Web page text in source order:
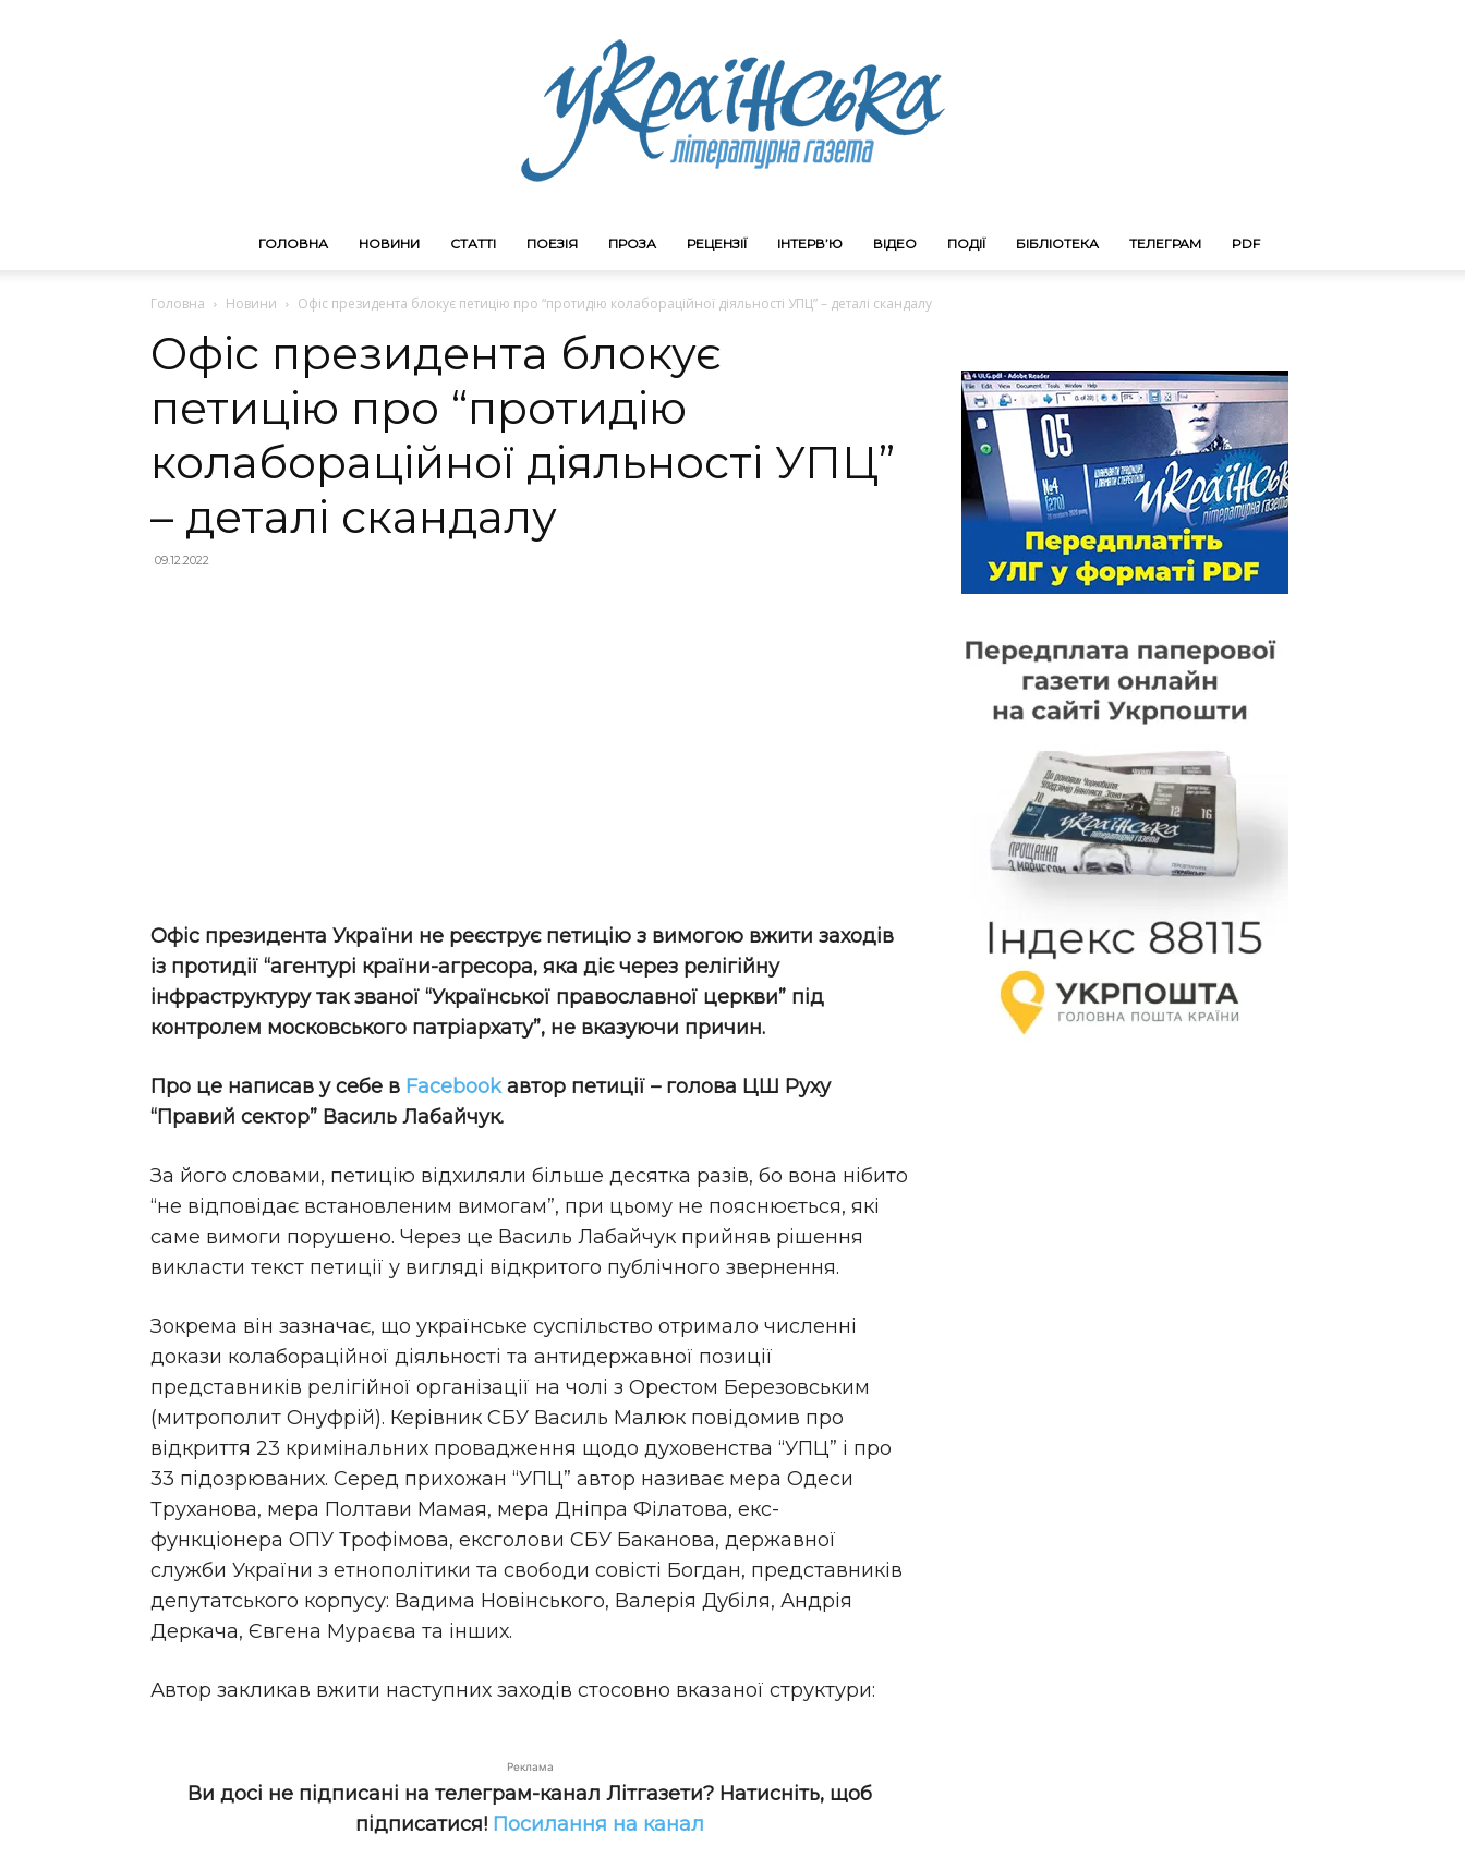
ГОЛОВНА НОВИНИ СТАТТІ ПОЕЗІЯ ПРОЗА РЕЦЕНЗІЇ ІНТЕРВ’Ю ВІДЕО ПОДІЇ БІБЛІОТЕКА ТЕЛЕГРАМ PDF
Головна Новини Офіс президента блокує петицію про “протидію колабораційної діяльності УПЦ” – деталі скандалу
Офіс президента блокує
петицію про “протидію
колабораційної діяльності УПЦ”
– деталі скандалу
09.12.2022
Офіс президента України не реєструє петицію з вимогою вжити заходів
із протидії “агентурі країни-агресора, яка діє через релігійну
інфраструктуру так званої “Української православної церкви” під
контролем московського патріархату”, не вказуючи причин.
Про це написав у себе в Facebookавтор петиції – голова ЦШ Руху
“Правий сектор” Василь Лабайчук.
За його словами, петицію відхиляли більше десятка разів, бо вона нібито
“не відповідає встановленим вимогам”, при цьому не пояснюється, які
саме вимоги порушено. Через це Василь Лабайчук прийняв рішення
викласти текст петиції у вигляді відкритого публічного звернення.
Зокрема він зазначає, що українське суспільство отримало численні
докази колабораційної діяльності та антидержавної позиції
представників релігійної організації на чолі з Орестом Березовським
(митрополит Онуфрій). Керівник СБУ Василь Малюк повідомив про
відкриття 23 кримінальних провадження щодо духовенства “УПЦ” і про
33 підозрюваних. Серед прихожан “УПЦ” автор називає мера Одеси
Труханова, мера Полтави Мамая, мера Дніпра Філатова, екс-
функціонера ОПУ Трофімова, ексголови СБУ Баканова, державної
служби України з етнополітики та свободи совісті Богдан, представників
депутатського корпусу: Вадима Новінського, Валерія Дубіля, Андрія
Деркача, Євгена Мураєва та інших.
Автор закликав вжити наступних заходів стосовно вказаної структури:
Реклама
Ви досі не підписані на телеграм-канал Літгазети? Натисніть, щоб
підписатися! Посилання на канал